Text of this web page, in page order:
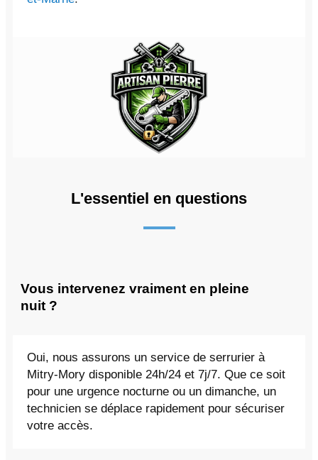
L'essentiel en questions
Vous intervenez vraiment en pleine
nuit ?
Oui, nous assurons un service de serrurier à
Mitry-Mory disponible 24h/24 et 7j/7. Que ce soit
pour une urgence nocturne ou un dimanche, un
technicien se déplace rapidement pour sécuriser
votre accès.